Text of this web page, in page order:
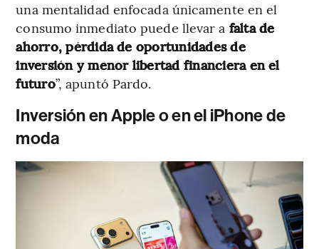
una mentalidad enfocada únicamente en el
consumo inmediato puede llevar a falta de
ahorro, pérdida de oportunidades de
inversión y menor libertad financiera en el
futuro”, apuntó Pardo.
Inversión en Apple o en el iPhone de
moda